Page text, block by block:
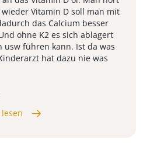
Vitamin D soll man mit
das Calcium besser
ohne K2 es sich ablagert
usw führen kann. Ist da was
hat dazu nie was